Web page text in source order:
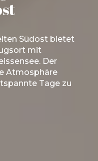
Südost bietet
mit
Der
Atmosphäre
Tage zu